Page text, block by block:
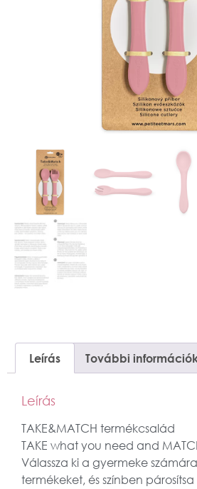
Leírás További
Leírás
TAKE&MATCH termékcsalád
TAKE what you need and
Válassza ki a gyermeke
termékeket, és színben